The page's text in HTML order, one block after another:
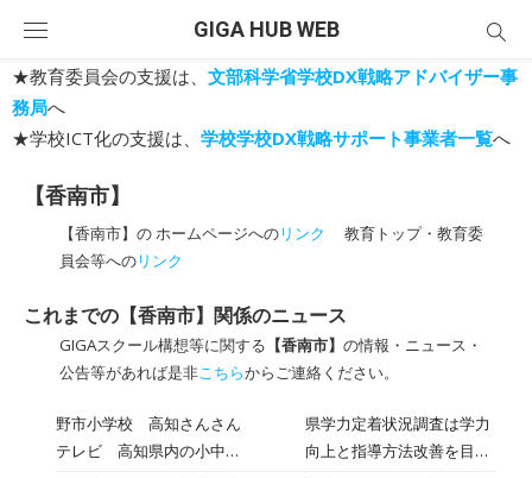
content
GIGA HUB WEB
★教育委員会の支援は、 文部科学省学校DX戦略アドバイザー事
務局へ
★学校ICT化の支援は、 学校学校DX戦略サポート事業者一覧へ
【香南市】
【香南市】の ホームページへのリンク
教育トップ・教育委
員会等へのリンク
これまでの【香南市】関係のニュース
GIGAスクール構想等に関する 【香南市】 の情報・ニュース・
公告等があれば是非こちらからご連絡ください。
野市小学校 高知さんさん
テレビ 高知県内の小中学
県学力定着状況調査は学力
向上と指導方法改善を目的